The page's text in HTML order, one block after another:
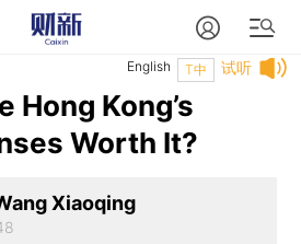
试听
T中
English
Hong Kong’s
Worth It?
Xiaoqing